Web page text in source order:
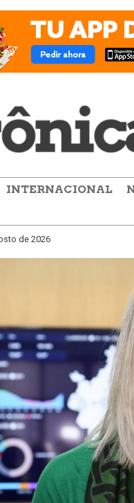
INTERNACIONAL
de 2026